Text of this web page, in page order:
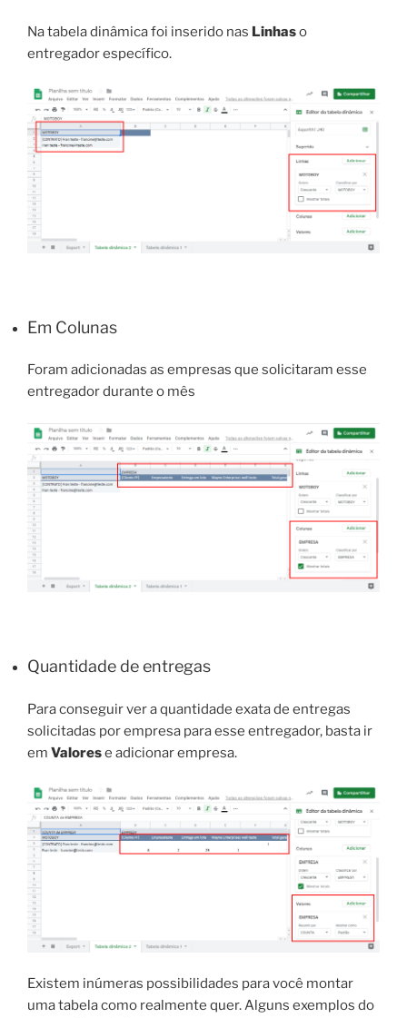
Na tabela dinâmica foi inserido nas Linhaso
entregador específico.
Em Colunas
Foram adicionadas as empresas que solicitaram esse
entregador durante o mês
Quantidade de entregas
Para conseguir ver a quantidade exata de entregas
solicitadas por empresa para esse entregador, basta ir
em Valorese adicionar empresa.
Existem inúmeras possibilidades para você montar
uma tabela como realmente quer. Alguns exemplos do